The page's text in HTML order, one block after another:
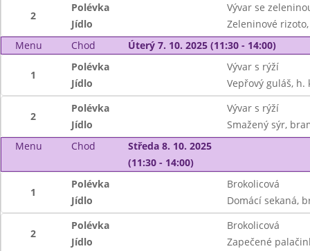
2
Polévka
Vývar se
Jídlo
Zeleninové
Menu
Chod Úterý 7. 10. 2025 (11:30 - 14:00)
1
Polévka
Vývar s rýží
Jídlo
Vepřový guláš, h.
2
Polévka
Vývar s rýží
Jídlo
Smažený sýr,
Menu
Chod
Středa 8. 10. 2025
(11:30 - 14:00)
1
Polévka
Brokolicová
Jídlo
Domácí sekaná,
2
Polévka
Brokolicová
Jídlo
Zapečené